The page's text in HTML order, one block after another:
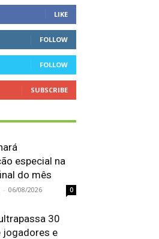
LIKE
FOLLOW
FOLLOW
SUBSCRIBE
especial na
do mês
- 06/08/2026 0
30
jogadores e